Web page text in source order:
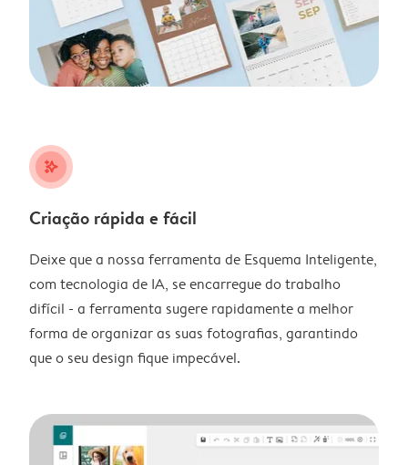
stars_plus
Criação rápida e fácil
Deixe que a nossa ferramenta de Esquema Inteligente,
com tecnologia de IA, se encarregue do trabalho
difícil - a ferramenta sugere rapidamente a melhor
forma de organizar as suas fotografias, garantindo
que o seu design fique impecável.